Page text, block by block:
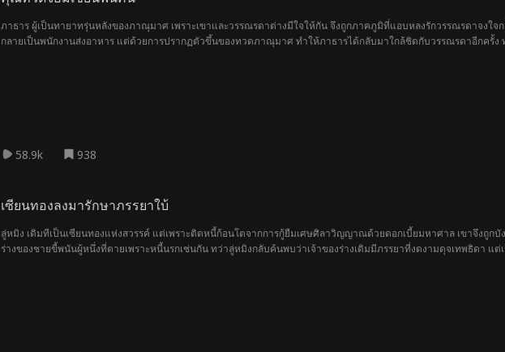
ภาธาร ผู้เป็นทายาทรุ่นหลังของภาณุมาศ เพราะเขาและวรรณรดาต่างมีใจให้กัน จึงถูกภาคภูมิที่แอบหลงรักวรรณรดาจงใ
กลายเป็นพนักงานส่งอาหาร แต่ด้วยการปรากฏตัวขึ้นของทวดภาณุมาศ ทำให้ภาธารได้กลับมาใกล้ชิดกับวรรณรดาอีกครั้
58.9k 938
เซียนทองลงมารักษาภรรยาใบ้
ลู่หมิง เดิมทีเป็นเซียนทองแห่งสวรรค์ แต่เพราะติดหนี้ก้อนโตจากการกู้ยืมเศษศิลาวิญญาณด้วยดอกเบี้ยมหาศาล เขาจึงถู
ร่างของชายขี้พนันผู้หนึ่งที่ตายเพราะหนี้นรกเช่นกัน ทว่าลู่หมิงกลับค้นพบว่าเจ้าของร่างเดิมมีภรรยาที่งดงามดุจเทพธิดา แต่